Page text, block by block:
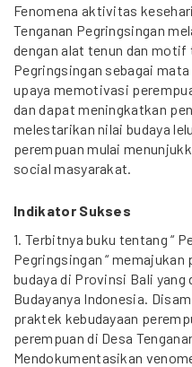
Fenomena aktivitas
Tenganan Pegringsingan
dengan alat tenun dan motif
Pegringsingan sebagai
upaya memotivasi
dan dapat meningkatkan
melestarikan nilai budaya
perempuan mulai
social masyarakat.
Indikator Sukses
1. Terbitnya buku tentang “
Pegringsingan “
budaya di Provinsi Bali yang
Budayanya Indonesia.
praktek kebudayaan
perempuan di Desa
Mendokumentasikan